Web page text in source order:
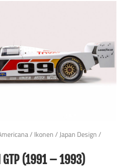
/ Ikonen/ Japan Design/
GTP (1991 – 1993)